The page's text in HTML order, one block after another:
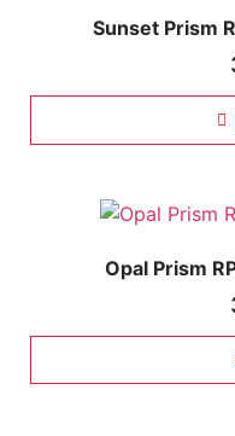
Sunset Prism
Opal Prism